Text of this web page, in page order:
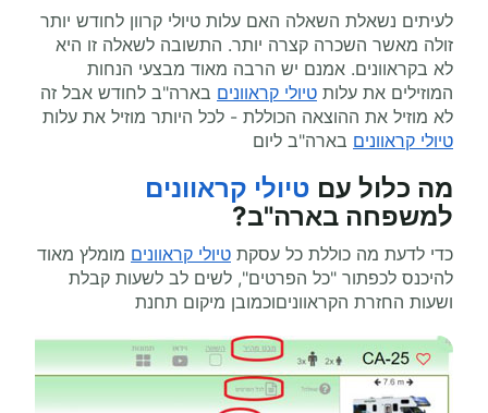
לעיתים נשאלת השאלה האם עלות טיולי קרוון לחודש יותר
זולה מאשר השכרה קצרה יותר. התשובה לשאלה זו היא
לא בקראוונים. אמנם יש הרבה מאוד מבצעי הנחות
המוזילים את עלות טיולי קראוונים בארה"ב לחודש אבל זה
לא מוזיל את ההוצאה הכוללת - לכל היותר מוזיל את עלות
טיולי קראוונים בארה"ב ליום
מה כלול עם טיולי קראוונים
למשפחה בארה"ב?
כדי לדעת מה כוללת כל עסקת טיולי קראוונים מומלץ מאוד
להיכנס לכפתור "כל הפרטים", לשים לב לשעות קבלת
ושעות החזרת הקראווניםוכמובן מיקום תחנת